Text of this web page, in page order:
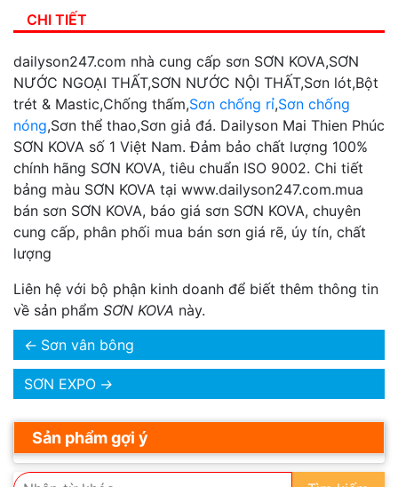
CHI TIẾT
dailyson247.com nhà cung cấp sơn SƠN KOVA,SƠN
NƯỚC NGOẠI THẤT,SƠN NƯỚC NỘI THẤT,Sơn lót,Bột
trét & Mastic,Chống thấm,Sơn chống rỉ,Sơn chống
nóng,Sơn thể thao,Sơn giả đá. Dailyson Mai Thien Phúc
SƠN KOVA số 1 Việt Nam. Đảm bảo chất lượng 100%
chính hãng SƠN KOVA, tiêu chuẩn ISO 9002. Chi tiết
bảng màu SƠN KOVA tại www.dailyson247.com.mua
bán sơn SƠN KOVA, báo giá sơn SƠN KOVA, chuyên
cung cấp, phân phối mua bán sơn giá rẽ, úy tín, chất
lượng
Liên hệ với bộ phận kinh doanh để biết thêm thông tin
về sản phẩm SƠN KOVA này.
← Sơn vân bông
SƠN EXPO →
Sản phẩm gợi ý